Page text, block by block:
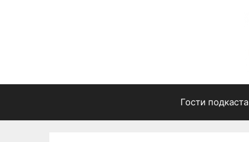
Гости подкаста